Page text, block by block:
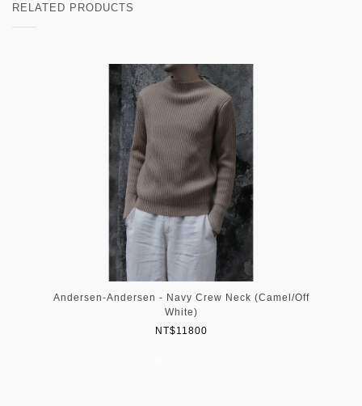
RELATED PRODUCTS
Andersen-Andersen - Navy Crew Neck (Camel/Off
White)
NT$11800